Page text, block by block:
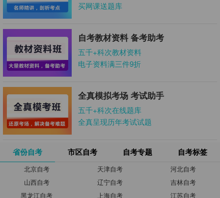
买网课送题库
自考教材资料 备考助考
五千+科次教材资料
电子资料满三件9折
全真模拟考场 考试助手
五千+科次在线题库
全真呈现历年考试试题
省份自考 市区自考 自考专题 自考标签
北京自考 天津自考
河北自考
山西自考
辽宁自考
吉林自考
黑龙江自考
上海自考 江苏自考